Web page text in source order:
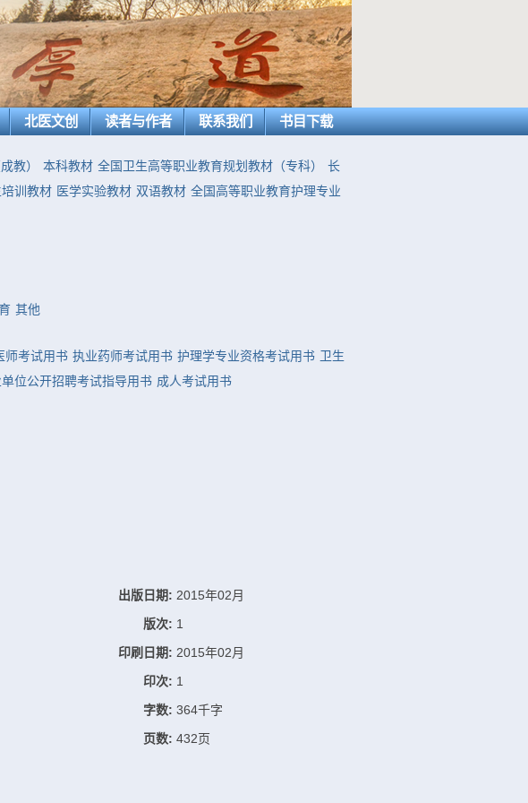
北医文创 读者与作者 联系我们 书目下载
教） 本科教材 全国卫生高等职业教育规划教材（专科）
长
训教材 医学实验教材 双语教材 全国高等职业教育护理专业
其他
师考试用书 执业药师考试用书 护理学专业资格考试用书 卫生
位公开招聘考试指导用书 成人考试用书
出版日期: 2015年02月
版次: 1
印刷日期: 2015年02月
印次: 1
字数: 364千字
页数: 432页